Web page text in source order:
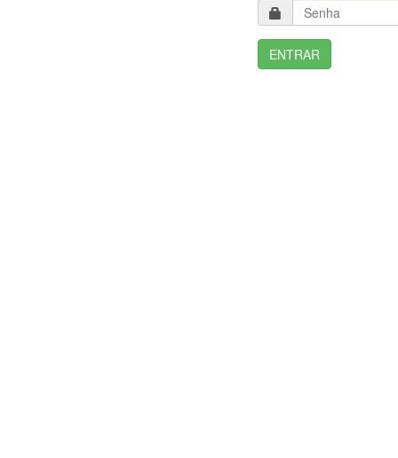
ENTRAR